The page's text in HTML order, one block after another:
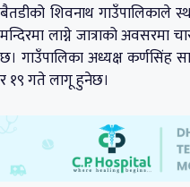
बैतडीको शिवनाथ गाउँपालिकाले
मन्दिरमा लाग्ने जात्राको अवसरमा
छ। गाउँपालिका अध्यक्ष कर्णसिंह
र १९ गते लागू हुनेछ।